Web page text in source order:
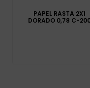
PAPEL RASTA 2X1
DORADO 0,78 C-